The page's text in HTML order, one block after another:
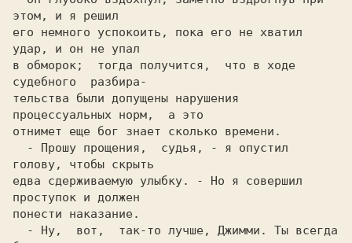
этом, и я решил
его немного успокоить, пока его не хватил
удар, и он не упал
в обморок;  тогда получится,  что в ходе
судебного  разбира-
тельства были допущены нарушения
прoцеccyальныx норм,  а это
отнимет еще бог знает сколько времени.
голову, чтобы скрыть
едва cдерживаемyю улыбку. - Но я совершил
проступок и должен